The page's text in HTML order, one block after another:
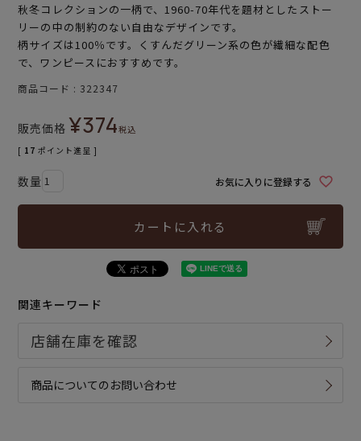
秋冬コレクションの一柄で、1960-70年代を題材としたストー
リーの中の制約のない自由なデザインです。
柄サイズは100％です。くすんだグリーン系の色が繊細な配色
で、ワンピースにおすすめです。
商品コード 322347
販売価格 ¥374税込
[ 17 ポイント進呈 ]
お気に入りに登録する
カートに入れる
関連キーワード
商品についてのお問い合わせ